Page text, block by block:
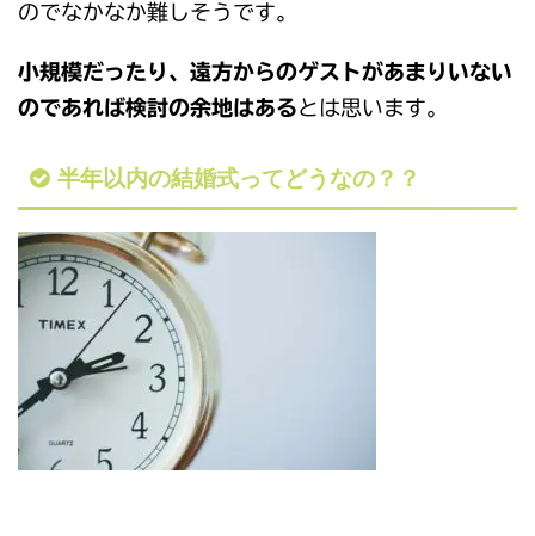
のでなかなか難しそうです。
小規模だったり、遠方からのゲストがあまりいない
のであれば検討の余地はあるとは思います。
半年以内の結婚式ってどうなの？？